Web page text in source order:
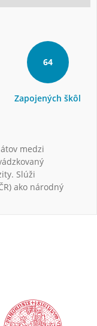
64
Zapojených škôl
medzi
Slúži
ako národný